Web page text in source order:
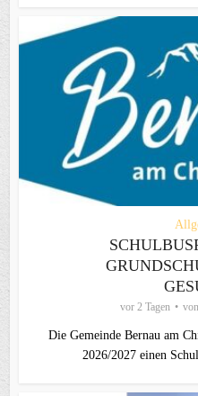
vor 2 Tagen von
Die Gemeinde Bernau am
2026/2027 einen